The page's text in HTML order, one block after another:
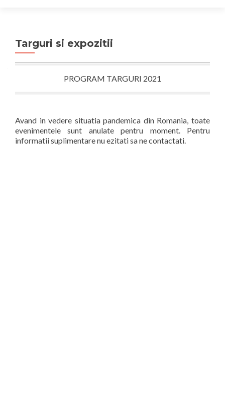
Targuri si expozitii
PROGRAM TARGURI 2021
Avand in vedere situatia pandemica din Romania, toate
evenimentele sunt anulate pentru moment. Pentru
informatii suplimentare nu ezitati sa ne contactati.